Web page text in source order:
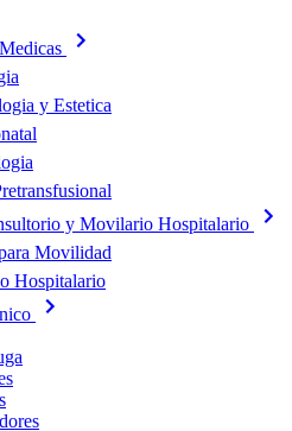
y Estetica
y Movilario Hospitalario
Movilidad
Hospitalario